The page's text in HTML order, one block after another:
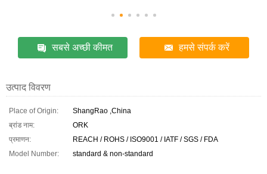
सबसे अच्छी कीमत हमसे संपर्क करें
उत्पाद विवरण
Place of Origin:
ShangRao ,China
ब्रांड नाम:
ORK
प्रमाणन:
REACH / ROHS / ISO9001 / IATF / SGS / FDA
Model Number:
standard & non-standard